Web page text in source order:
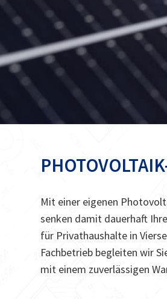
Mit einer eigenen
senken damit dauerhaft
für Privathaushalte in
Fachbetrieb begleiten wir
mit einem zuverlässigen